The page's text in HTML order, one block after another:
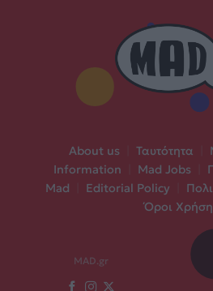
About us Ταυτότητα
Information
Mad Jobs
Mad
Editorial Policy
Όροι
MAD.gr